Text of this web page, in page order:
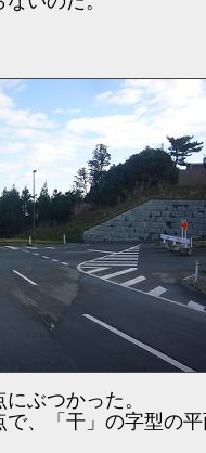
ぶつかった。
、「干」の字型の